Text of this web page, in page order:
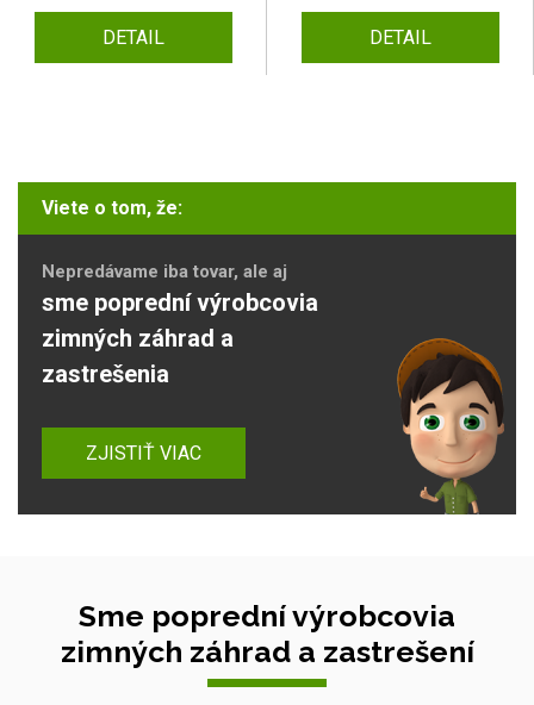
DETAIL DETAIL
Viete o tom, že:
Nepredávame iba tovar, ale aj
sme poprední výrobcovia
zimných záhrad a
zastrešenia
ZJISTIŤ VIAC
Sme poprední výrobcovia
zimných záhrad a zastrešení